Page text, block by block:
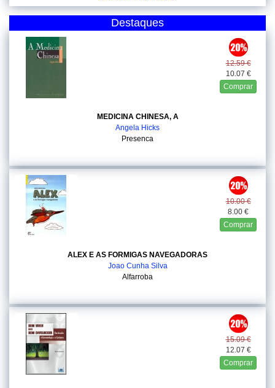
Destaques
12.59 €
10.07 €
Comprar
MEDICINA CHINESA, A
Angela Hicks
Presenca
10.00 €
8.00 €
Comprar
ALEX E AS FORMIGAS NAVEGADORAS
Joao Cunha Silva
Alfarroba
15.09 €
12.07 €
Comprar